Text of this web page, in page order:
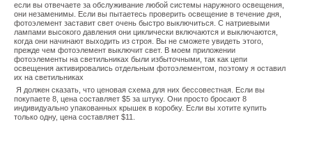
если вы отвечаете за обслуживание любой системы наружного освещения,
они незаменимы. Если вы пытаетесь проверить освещение в течение дня,
фотоэлемент заставит свет очень быстро выключиться. С натриевыми
лампами высокого давления они циклически включаются и выключаются,
когда они начинают выходить из строя. Вы не сможете увидеть этого,
прежде чем фотоэлемент выключит свет. В моем приложении
фотоэлементы на светильниках были избыточными, так как цепи
освещения активировались отдельным фотоэлементом, поэтому я оставил
их на светильниках
Я должен сказать, что ценовая схема для них бессовестная. Если вы
покупаете 8, цена составляет $5 за штуку. Они просто бросают 8
индивидуально упакованных крышек в коробку. Если вы хотите купить
только одну, цена составляет $11.